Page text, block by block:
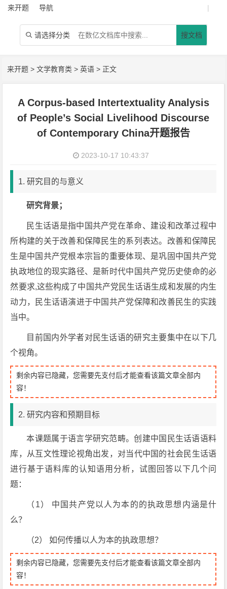
来开题 导航 |
 请选择分类 搜文档
来开题 >文学教育类 >英语 > 正文
A Corpus-based Intertextuality Analysis
of People’s Social Livelihood Discourse
of Contemporary China开题报告
2023-10-17 10:43:37
1. 研究目的与意义
研究背景；
民生话语是指中国共产党在革命、建设和改革过程中
所构建的关于改善和保障民生的系列表达。改善和保障民
生是中国共产党根本宗旨的重要体现、是巩固中国共产党
执政地位的现实路径、是新时代中国共产党历史使命的必
然要求,这些构成了中国共产党民生话语生成和发展的内生
动力，民生话语演进于中国共产党保障和改善民生的实践
当中。
目前国内外学者对民生话语的研究主要集中在以下几
个视角。
剩余内容已隐藏，您需要先支付后才能查看该篇文章全部内
容！
2. 研究内容和预期目标
本课题属于语言学研究范畴。创建中国民生话语语料
库，从互文性理论视角出发，对当代中国的社会民生话语
进行基于语料库的认知语用分析，试图回答以下几个问
题：
（1） 中国共产党以人为本的的执政思想内涵是什
么？
（2） 如何传播以人为本的执政思想？
剩余内容已隐藏，您需要先支付后才能查看该篇文章全部内
容！